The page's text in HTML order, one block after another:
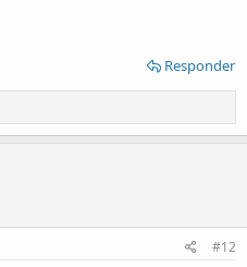
Responder
#12